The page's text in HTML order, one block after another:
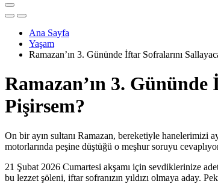
Ana Sayfa
Yaşam
Ramazan’ın 3. Gününde İftar Sofralarını
Ramazan’ın 3.
Pişirsem?
On bir ayın sultanı Ramazan, bereketiyle hanelerimizi
motorlarında peşine düştüğü o meşhur soruyu
21 Şubat 2026 Cumartesi akşamı için sevdiklerinize
bu lezzet şöleni, iftar sofranızın yıldızı olmaya aday.